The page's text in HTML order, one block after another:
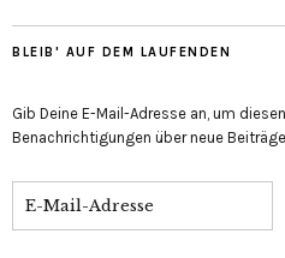
BLEIB' AUF DEM LAUFENDEN
Gib Deine E-Mail-Adresse an, um
Benachrichtigungen über neue